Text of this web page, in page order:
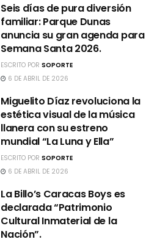
Seis días de pura diversión
familiar: Parque Dunas
anuncia su gran agenda para
Semana Santa 2026.
ESCRITO PORSOPORTE
6 DE ABRIL DE 2026
Miguelito Díaz revoluciona la
estética visual de la música
llanera con su estreno
mundial “La Luna y Ella”
ESCRITO PORSOPORTE
6 DE ABRIL DE 2026
La Billo’s Caracas Boys es
declarada “Patrimonio
Cultural Inmaterial de la
Nación”.